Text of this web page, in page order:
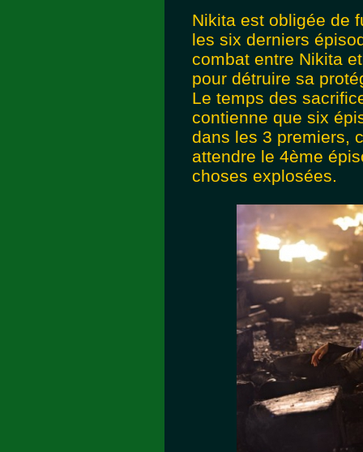
Nikita est obligée de
les six derniers
combat entre Nikita
pour détruire sa
Le temps des
contienne que six
dans les 3 premiers,
attendre le 4ème
choses explosées.